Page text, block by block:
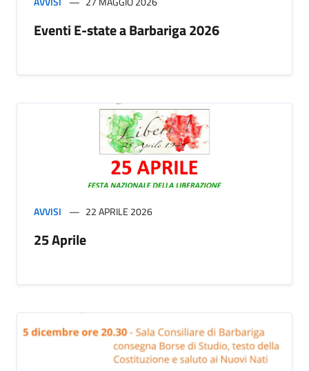
Eventi E-state a Barbariga 2026
AVVISI 22 APRILE 2026
25 Aprile